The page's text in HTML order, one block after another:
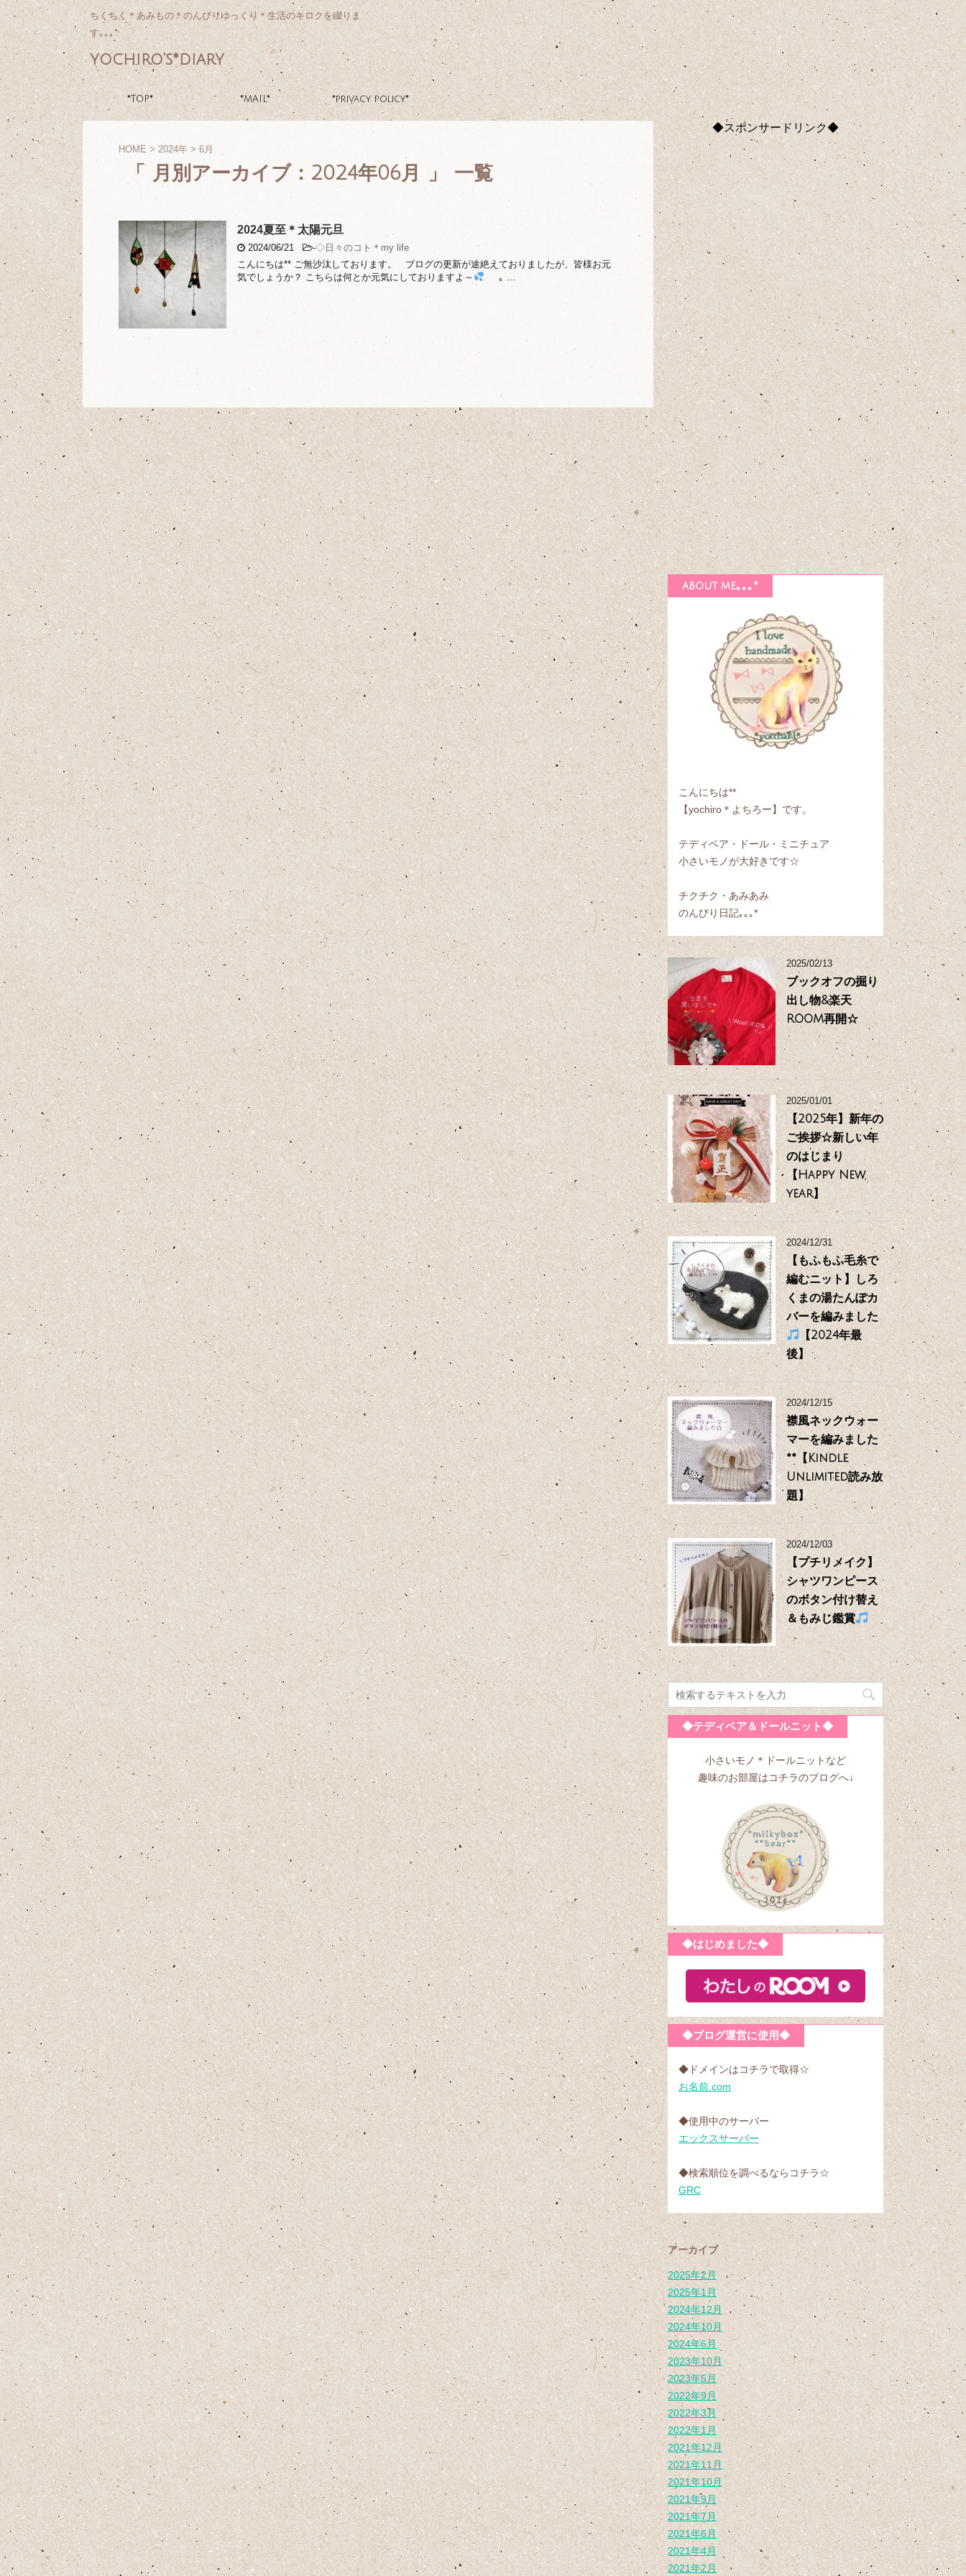
ちくちく＊あみもの＊のんびりゆっくり＊生活のキロクを綴りま
す｡｡｡*
yochiro's*diary
*TOP* *MAIL* *privacy policy*
HOME > 2024年 > 6月
「 月別アーカイブ：2024年06月 」 一覧
2024夏至＊太陽元旦
2024/06/21 -◇日々のコト＊my life
こんにちは** ご無沙汰しております。 ブログの更新が途絶えておりましたが、皆様お元
気でしょうか？ こちらは何とか元気にしておりますよ～
｡ ...
◆スポンサードリンク◆
about me｡｡｡*
こんにちは**
【yochiro＊よちろー】です。
テディベア・ドール・ミニチュア
小さいモノが大好きです☆
チクチク・あみあみ
のんびり日記｡｡｡*
2025/02/13
ブックオフの掘り
出し物&楽天
ROOM再開☆
2025/01/01
【2025年】新年の
ご挨拶☆新しい年
のはじまり
【Happy New
year】
2024/12/31
【もふもふ毛糸で
編むニット】しろ
くまの湯たんぽカ
バーを編みました
【2024年最
後】
2024/12/15
襟風ネックウォー
マーを編みました
**【Kindle
Unlimited読み放
題】
2024/12/03
【プチリメイク】
シャツワンピース
のボタン付け替え
＆もみじ鑑賞
◆テディベア＆ドールニット◆
小さいモノ＊ドールニットなど
趣味のお部屋はコチラのブログへ↓
◆はじめました◆
◆ブログ運営に使用◆
◆ドメインはコチラで取得☆
お名前.com
◆使用中のサーバー
エックスサーバー
◆検索順位を調べるならコチラ☆
GRC
アーカイブ
2025年2月
2025年1月
2024年12月
2024年10月
2024年6月
2023年10月
2023年5月
2022年9月
2022年3月
2022年1月
2021年12月
2021年11月
2021年10月
2021年9月
2021年7月
2021年6月
2021年4月
2021年2月